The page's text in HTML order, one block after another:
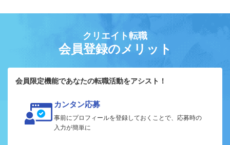
クリエイト転職
会員登録のメリット
会員限定機能であなたの転職活動をアシスト！
カンタン応募
事前にプロフィールを登録しておくことで、応募時の
入力が簡単に